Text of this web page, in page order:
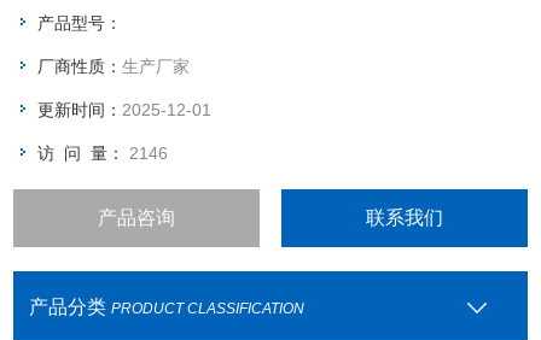
大小来选择是用几瓶气体。
产品型号：
厂商性质：生产厂家
更新时间： 2025-12-01
访 问 量： 2146
产品咨询 联系我们
产品分类 PRODUCT CLASSIFICATION